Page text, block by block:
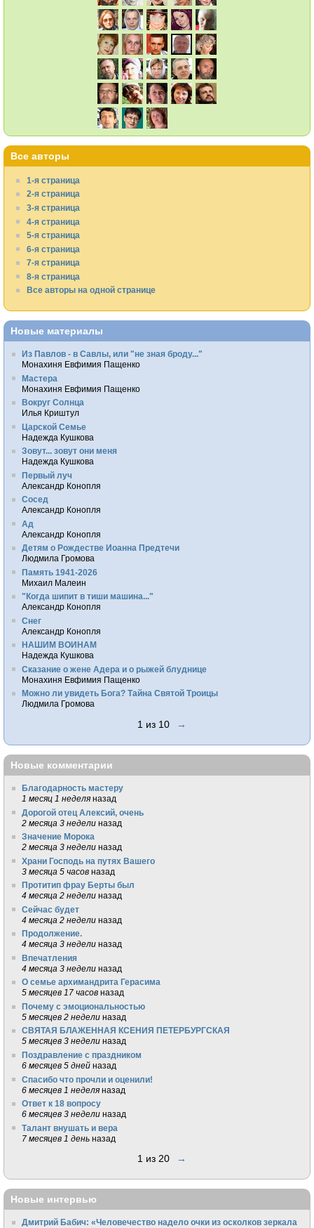
Все авторы
1-я страница
2-я страница
3-я страница
4-я страница
5-я страница
6-я страница
7-я страница
8-я страница
Все авторы на одной странице
Новые материалы
Из Павлов - в Савлы, или "не зная броду..."
Монахиня Евфимия Пащенко
Мастера
Монахиня Евфимия Пащенко
Вокруг Солнца
Илья Криштул
Царской Семье
Надежда Кушкова
Зовут... зовут они меня
Надежда Кушкова
Первый луч
Александр Конопля
Сосед
Александр Конопля
Ад
Александр Конопля
Детям о Рождестве Иоанна Предтечи
Людмила Громова
Память 1941-2026
Михаил Малеин
"Когда шипит в тиши машина..."
Александр Конопля
Снег
Александр Конопля
НАШИМ ВОИНАМ
Надежда Кушкова
Сказание о жене Адера и о рыжей блуднице
Монахиня Евфимия Пащенко
Можно ли увидеть Бога? Тайна Святой Троицы
Людмила Громова
1 из 10 →
Новые комментарии
Благодарность мастеру
1 месяц 1 неделя назад
Дорогой отец Алексий, очень
2 месяца 3 недели назад
Значение Морока
2 месяца 3 недели назад
Храни Господь на путях Вашего
3 месяца 5 часов назад
Протитип фрау Берты был
4 месяца 2 недели назад
Сейчас будет
4 месяца 2 недели назад
Продолжение.
4 месяца 3 недели назад
Впечатления
4 месяца 3 недели назад
О семье архимандрита Герасима
5 месяцев 17 часов назад
Почему с эмоциональностью
5 месяцев 2 недели назад
СВЯТАЯ БЛАЖЕННАЯ КСЕНИЯ ПЕТЕРБУРГСКАЯ
5 месяцев 3 недели назад
Поздравление с праздником
6 месяцев 5 дней назад
Спасибо что прочли и оценили!
6 месяцев 1 неделя назад
Ответ к 18 вопросу
6 месяцев 3 недели назад
Талант внушать и вера
7 месяцев 1 день назад
1 из 20 →
Новые интервью
Дмитрий Бабич: «Человечество надело очки из осколков зеркала